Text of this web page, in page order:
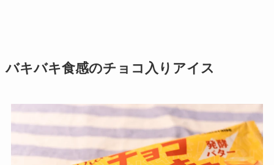
バキバキ食感のチョコ入りアイス